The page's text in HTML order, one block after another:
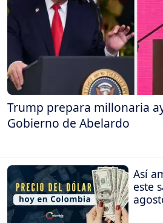
Trump prepara millonaria
Gobierno de Abelardo
Así
este